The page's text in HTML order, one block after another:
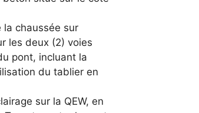
chaussée sur
les deux (2) voies
pont, incluant la
du tablier en
sur la QEW, en